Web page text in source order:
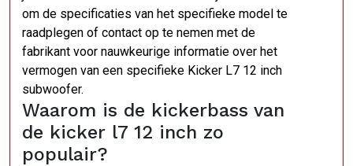
om de specificaties van het specifieke model te
raadplegen of contact op te nemen met de
fabrikant voor nauwkeurige informatie over het
vermogen van een specifieke Kicker L7 12 inch
subwoofer.
Waarom is de kickerbass van
de kicker l7 12 inch zo
populair?